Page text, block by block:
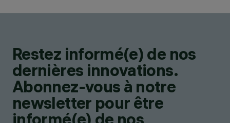
Restez informé(e) de nos
dernières innovations.
Abonnez-vous à notre
newsletter pour être